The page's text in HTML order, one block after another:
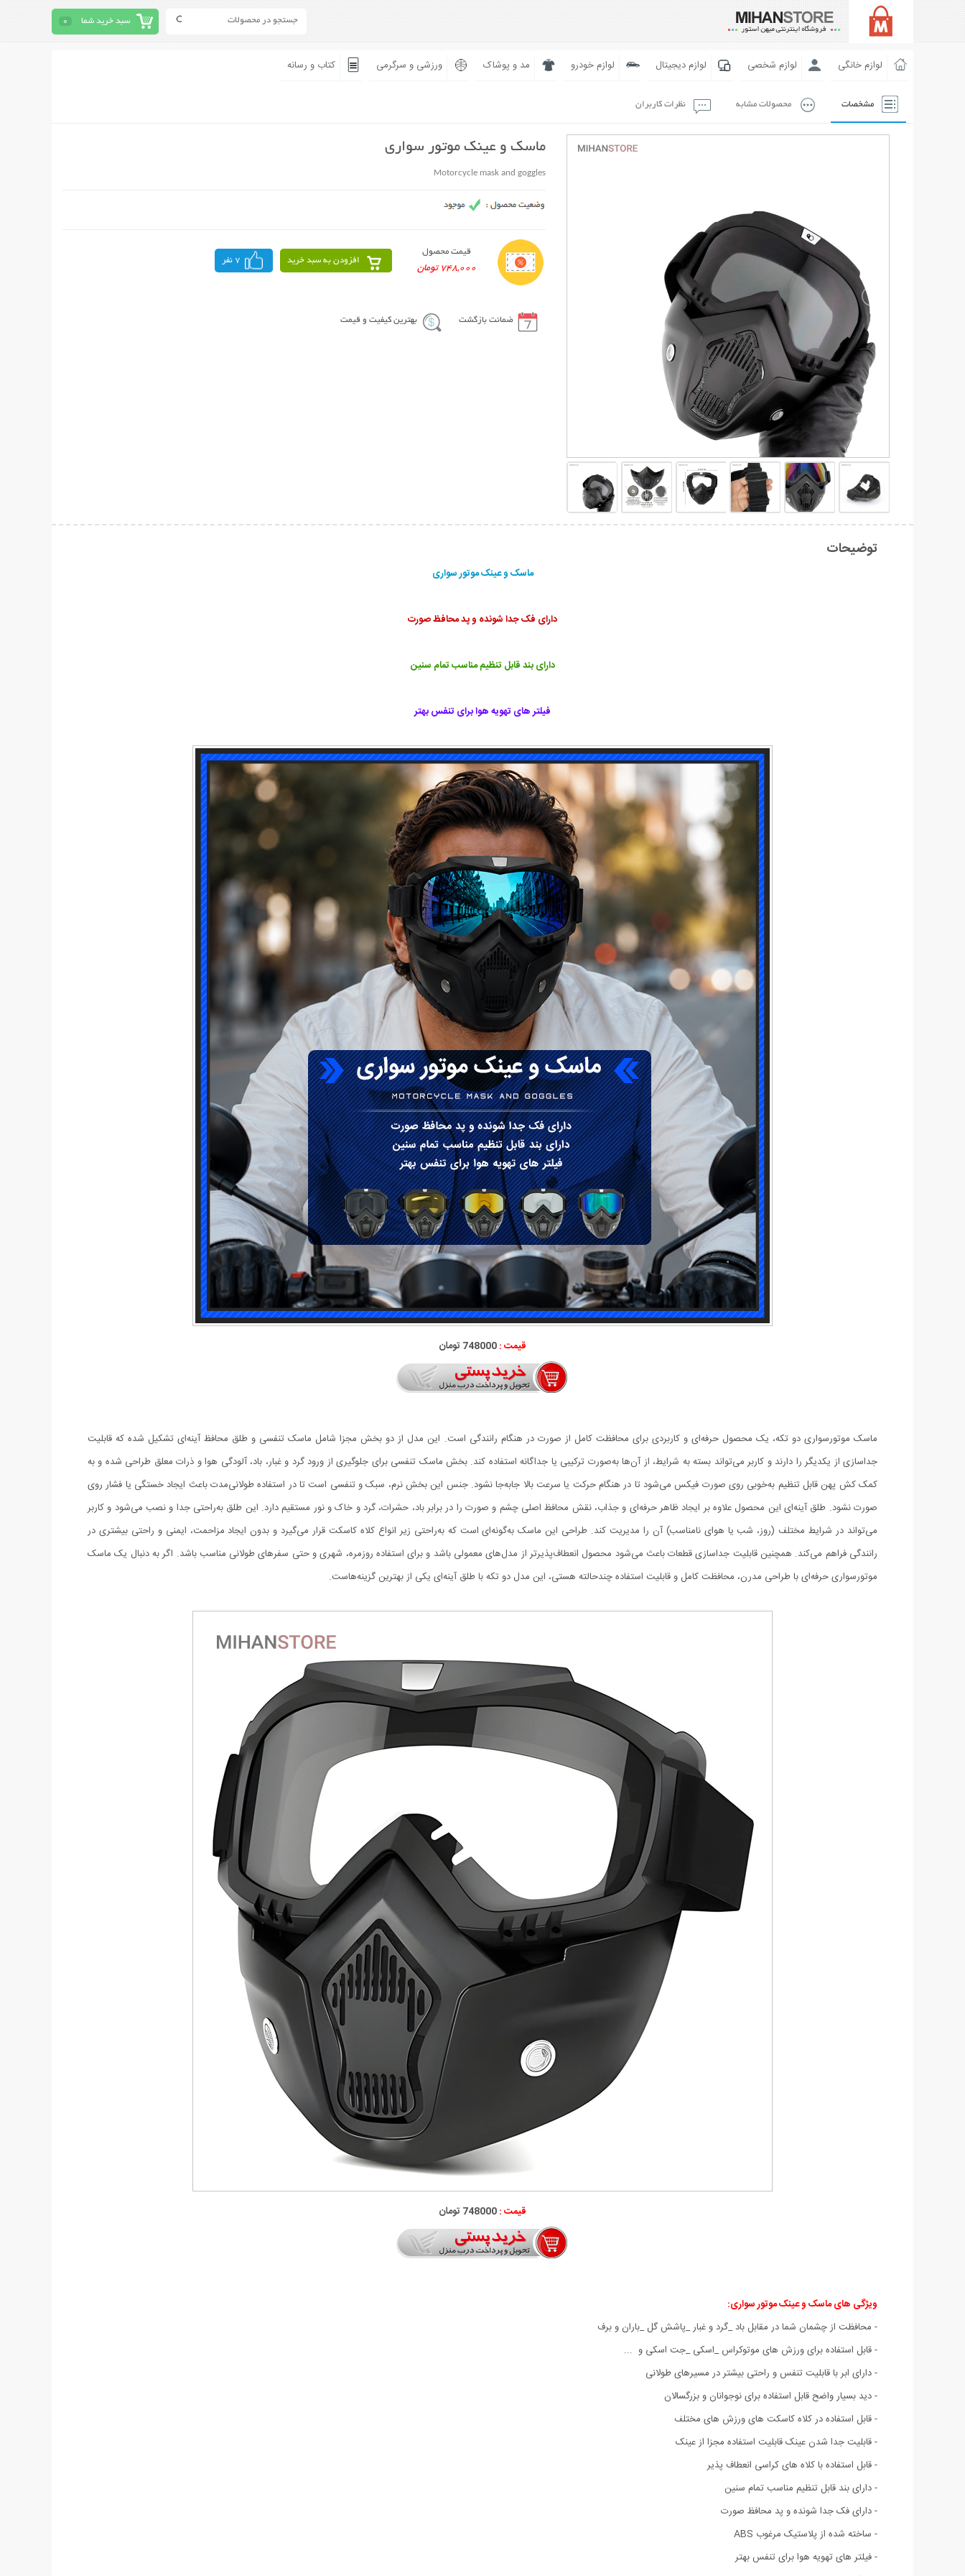
سبد خرید شما 0
لوازم خانگی لوازم شخصی لوازم دیجیتال لوازم خودرو مد و پوشاک ورزشی و سرگرمی کتاب و رسانه
مشخصات محصولات مشابه نظرات کاربران
ماسک و عینک موتور سواری
Motorcycle mask and goggles
قیمت محصول
748,000 تومان
افزودن به سبد خرید 7 نفر
ضمانت بازگشت بهترین کیفیت و قیمت
توضیحات
ماسک و عینک موتور سواری
دارای فک جدا شونده و پد محافظ صورت
دارای بند قابل تنظیم مناسب تمام سنین
فیلتر های تهویه هوا برای تنفس بهتر
قیمت :748000 تومان
ماسک موتورسواری دو تکه، یک محصول حرفه‌ای و کاربردی برای محافظت کامل از صورت در هنگام رانندگی است. این مدل از دو بخش مجزا شامل ماسک تنفسی و طلق محافظ آینه‌ای تشکیل شده که قابلیت
جداسازی از یکدیگر را دارند و کاربر می‌تواند بسته به شرایط، از آن‌ها به‌صورت ترکیبی یا جداگانه استفاده کند. بخش ماسک تنفسی برای جلوگیری از ورود گرد و غبار، باد، آلودگی هوا و ذرات معلق طراحی شده و به
کمک کش پهن قابل تنظیم به‌خوبی روی صورت فیکس می‌شود تا در هنگام حرکت یا سرعت بالا جابه‌جا نشود. جنس این بخش نرم، سبک و تنفسی است تا در استفاده طولانی‌مدت باعث ایجاد خستگی یا فشار روی
صورت نشود. طلق آینه‌ای این محصول علاوه بر ایجاد ظاهر حرفه‌ای و جذاب، نقش محافظ اصلی چشم و صورت را در برابر باد، حشرات، گرد و خاک و نور مستقیم دارد. این طلق به‌راحتی جدا و نصب می‌شود و کاربر
می‌تواند در شرایط مختلف (روز، شب یا هوای نامناسب) آن را مدیریت کند. طراحی این ماسک به‌گونه‌ای است که به‌راحتی زیر انواع کلاه کاسکت قرار می‌گیرد و بدون ایجاد مزاحمت، ایمنی و راحتی بیشتری در
رانندگی فراهم می‌کند. همچنین قابلیت جداسازی قطعات باعث می‌شود محصول انعطاف‌پذیرتر از مدل‌های معمولی باشد و برای استفاده روزمره، شهری و حتی سفرهای طولانی مناسب باشد. اگر به دنبال یک ماسک
موتورسواری حرفه‌ای با طراحی مدرن، محافظت کامل و قابلیت استفاده چندحالته هستی، این مدل دو تکه با طلق آینه‌ای یکی از بهترین گزینه‌هاست.
قیمت :748000 تومان
ویژگی های ماسک و عینک موتور سواری:
- محافظت از چشمان شما در مقابل باد _گرد و غبار _پاشش گل _باران و برف
- قابل استفاده برای ورزش های موتوکراس _اسکی _جت اسکی و ...
- دارای ابر با قابلیت تنفس و راحتی بیشتر در مسیرهای طولانی
- دید بسیار واضح قابل استفاده برای نوجوانان و بزرگسالان
- قابل استفاده در کلاه کاسکت های ورزش های مختلف
- قابلیت جدا شدن عینک قابلیت استفاده مجزا از عینک
- قابل استفاده با کلاه های کراسی انعطاف پذیر
- دارای بند قابل تنظیم مناسب تمام سنین
- دارای فک جدا شونده و پد محافظ صورت
- ساخته شده از پلاستیک مرغوب ABS
- فیلتر های تهویه هوا برای تنفس بهتر